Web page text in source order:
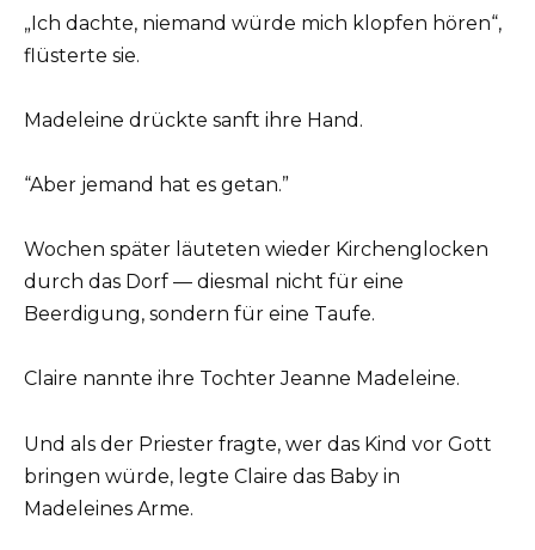
„Ich dachte, niemand würde mich klopfen hören“,
flüsterte sie.
Madeleine drückte sanft ihre Hand.
“Aber jemand hat es getan.”
Wochen später läuteten wieder Kirchenglocken
durch das Dorf — diesmal nicht für eine
Beerdigung, sondern für eine Taufe.
Claire nannte ihre Tochter Jeanne Madeleine.
Und als der Priester fragte, wer das Kind vor Gott
bringen würde, legte Claire das Baby in
Madeleines Arme.